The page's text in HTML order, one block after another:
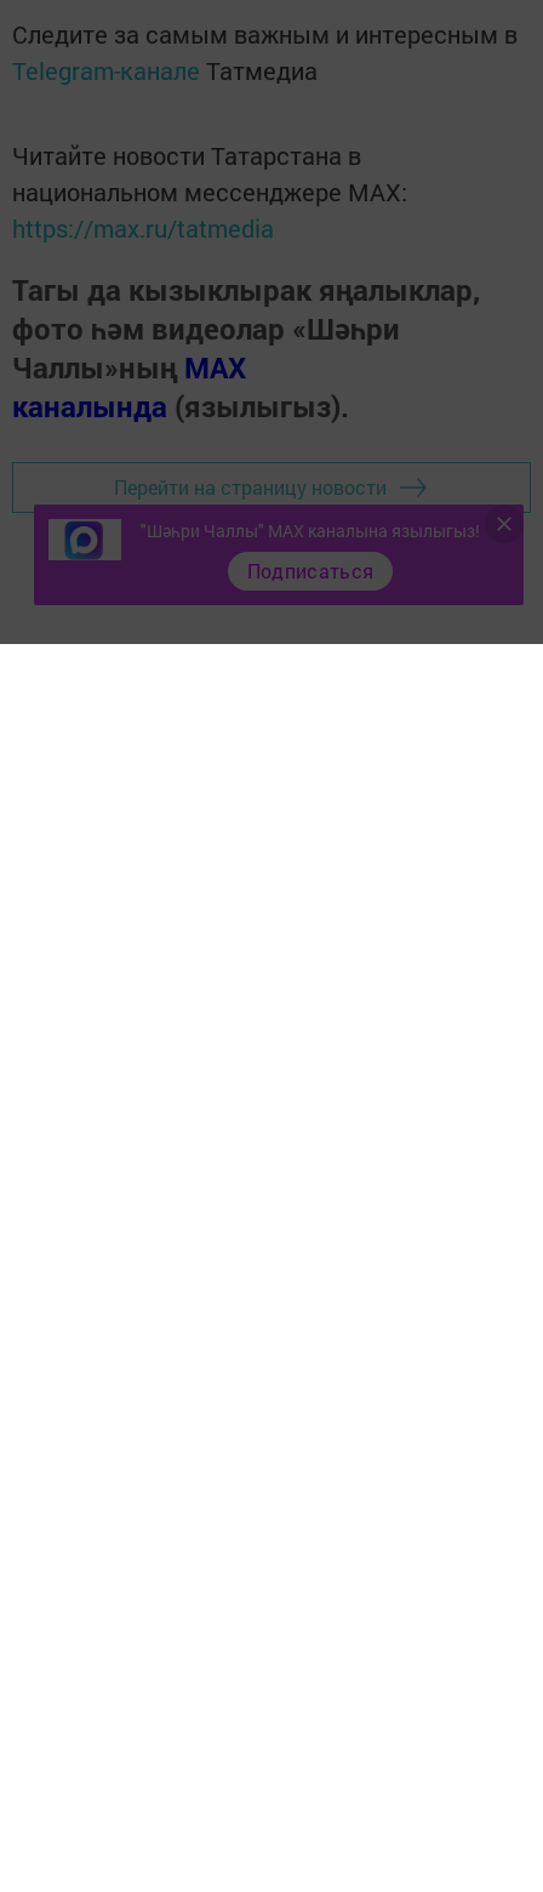
Следите за самым важным и интересным в
Telegram-канале Татмедиа
Читайте новости Татарстана в
национальном мессенджере MАХ:
https://max.ru/tatmedia
Тагы да кызыклырак яңалыклар,
фото һәм видеолар «Шәһри
Чаллы»ның MAX
каналында (язылыгыз).
Перейти на страницу новости
"Шәһри Чаллы" MAX каналына язылыгыз!
Подписаться